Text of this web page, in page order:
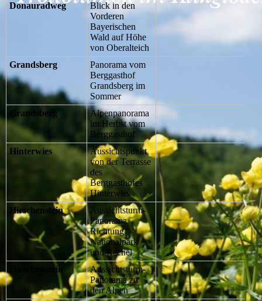
Donauradweg
Blick in den
Vorderen
Bayerischen
Wald auf Höhe
von Oberalteich
Grandsberg
Panorama vom
Berggasthof
Grandsberg im
Sommer
Grandsberg
Alpenpanorama
im Herbst vom
Berggasthof
Hinterwies
Aussichtspunkt
von der Terrasse
des
Berggasthofes
Hinterwies
Hirschenstein
Aussichtsturm-
Panorama
Richtung
Nationalpark
und Rachel
Hirschenstein
Aussichtsturm-
Panorama zu
den Alpen